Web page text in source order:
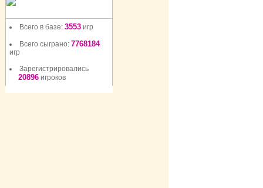
Всего в базе: 3553 игр
Всего сыграно: 7768184
игр
Зарегистрировались
20896 игроков